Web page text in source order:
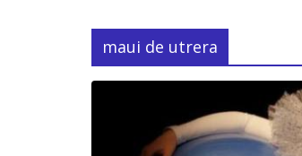
maui de utrera